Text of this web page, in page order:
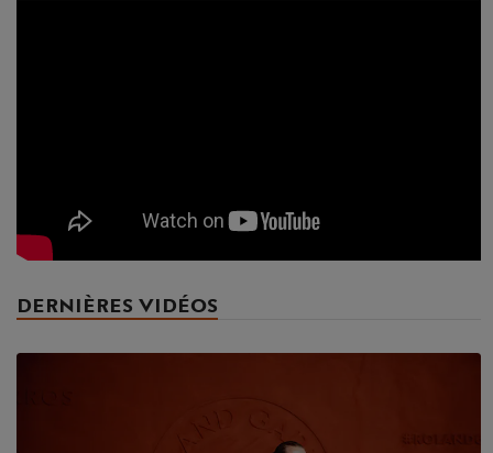
DERNIÈRES VIDÉOS